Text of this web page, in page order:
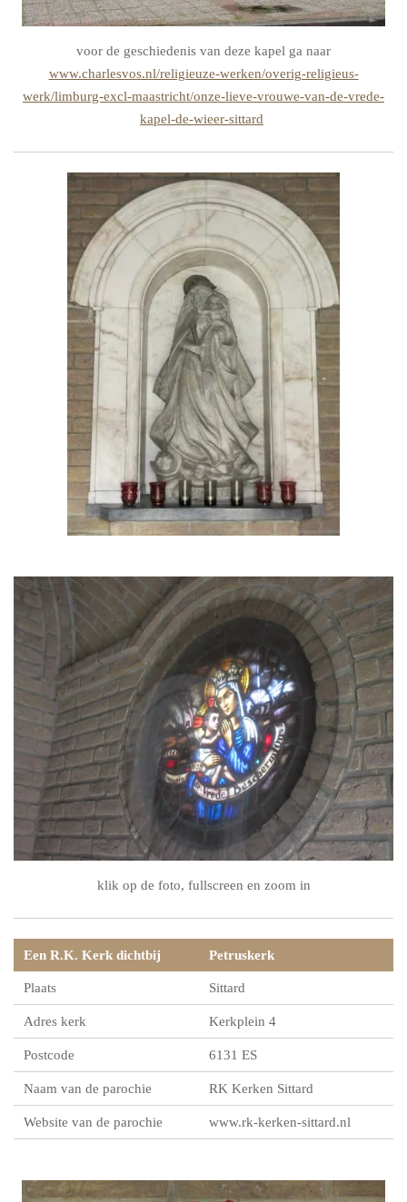
voor de geschiedenis van deze kapel ga naar
www.charlesvos.nl/religieuze-werken/overig-religieus-
werk/limburg-excl-maastricht/onze-lieve-vrouwe-van-de-vrede-
kapel-de-wieer-sittard
klik op de foto, fullscreen en zoom in
Een R.K. Kerk dichtbij Petruskerk
Plaats Sittard
Adres kerk Kerkplein 4
Postcode 6131 ES
Naam van de parochie RK Kerken Sittard
Website van de parochie www.rk-kerken-sittard.nl